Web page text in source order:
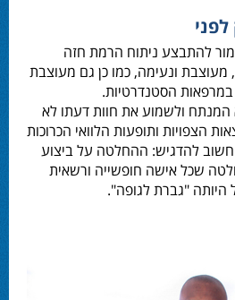
להתבצע ניתוח הרמת חזה
מעוצבת ונעימה, כמו כן גם מעוצבת
הסטנדרטיות.
ולשמוע את חוות דעתו לא
הצפויות ותופעות הלוואי הכרוכות
חשוב להדגיש: ההחלטה על ביצוע
שכל אישה חופשייה ורשאית
"גברת לגופה".